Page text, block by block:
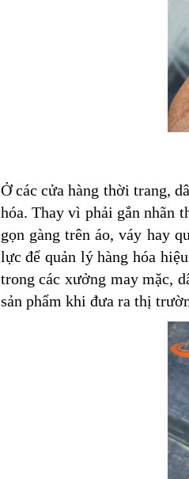
Ở các cửa hàng thời trang,
hóa. Thay vì phải gắn nhãn
gọn gàng trên áo, váy hay
lực để quản lý hàng hóa
trong các xưởng may mặc,
sản phẩm khi đưa ra thị